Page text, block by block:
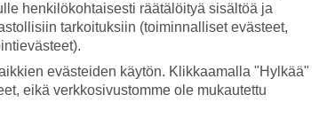
henkilökohtaisesti räätälöityä sisältöä ja
tarkoituksiin (toiminnalliset evästeet,
evästeiden käytön. Klikkaamalla "Hylkää"
eikä verkkosivustomme ole mukautettu